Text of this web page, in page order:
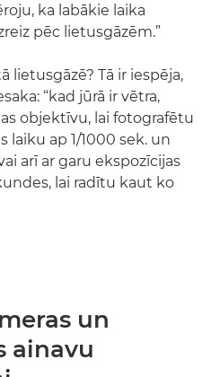
ka labākie laika
pēc lietusgāzēm.”
lietusgāzē? Tā ir iespēja,
“kad jūrā ir vētra,
objektīvu, lai fotografētu
laiku ap 1/1000 sek. un
arī ar garu ekspozīcijas
lai radītu kaut ko
un
ainavu